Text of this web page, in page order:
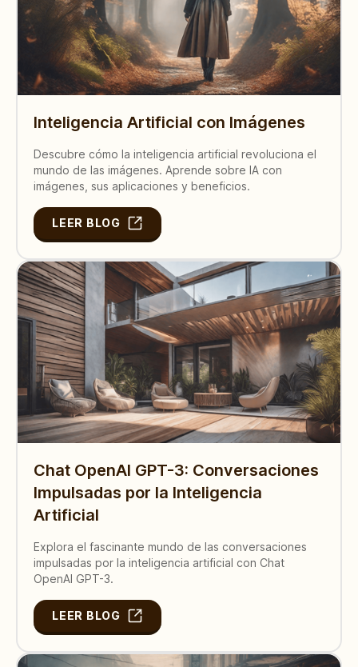
Inteligencia Artificial con Imágenes
Descubre cómo la inteligencia artificial revoluciona el
mundo de las imágenes. Aprende sobre IA con
imágenes, sus aplicaciones y beneficios.
LEER BLOG
Chat OpenAI GPT-3: Conversaciones
Impulsadas por la Inteligencia
Artificial
Explora el fascinante mundo de las conversaciones
impulsadas por la inteligencia artificial con Chat
OpenAI GPT-3.
LEER BLOG